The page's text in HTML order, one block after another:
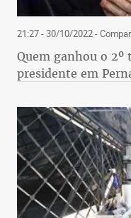
21:27 - 30/10/2022-
Quem ganhou o 2º
presidente em